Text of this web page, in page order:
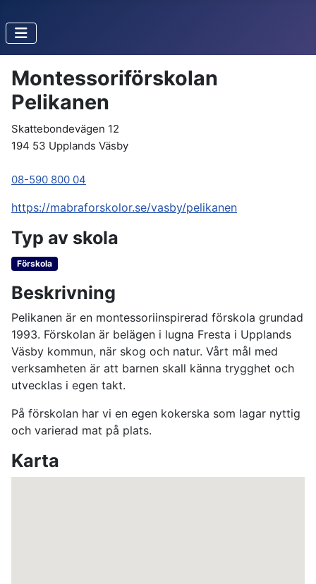
Montessoriförskolan
Pelikanen
Skattebondevägen 12
194 53 Upplands Väsby
08-590 800 04
https://mabraforskolor.se/vasby/pelikanen
Typ av skola
Förskola
Beskrivning
Pelikanen är en montessoriinspirerad förskola grundad
1993. Förskolan är belägen i lugna Fresta i Upplands
Väsby kommun, när skog och natur. Vårt mål med
verksamheten är att barnen skall känna trygghet och
utvecklas i egen takt.
På förskolan har vi en egen kokerska som lagar nyttig
och varierad mat på plats.
Karta